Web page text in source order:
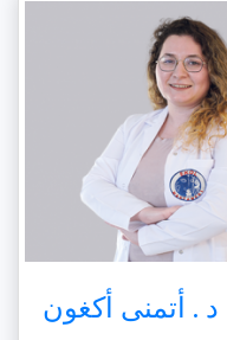
د . أتمنى أكغون